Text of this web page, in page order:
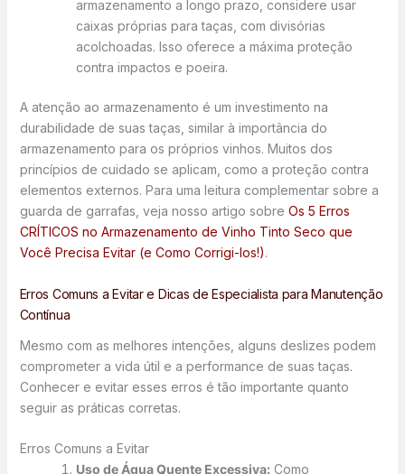
armazenamento a longo prazo, considere usar
caixas próprias para taças, com divisórias
acolchoadas. Isso oferece a máxima proteção
contra impactos e poeira.
A atenção ao armazenamento é um investimento na
durabilidade de suas taças, similar à importância do
armazenamento para os próprios vinhos. Muitos dos
princípios de cuidado se aplicam, como a proteção contra
elementos externos. Para uma leitura complementar sobre a
guarda de garrafas, veja nosso artigo sobre Os 5 Erros
CRÍTICOS no Armazenamento de Vinho Tinto Seco que
Você Precisa Evitar (e Como Corrigi-los!).
Erros Comuns a Evitar e Dicas de Especialista para Manutenção
Contínua
Mesmo com as melhores intenções, alguns deslizes podem
comprometer a vida útil e a performance de suas taças.
Conhecer e evitar esses erros é tão importante quanto
seguir as práticas corretas.
Erros Comuns a Evitar
Uso de Água Quente Excessiva:Como